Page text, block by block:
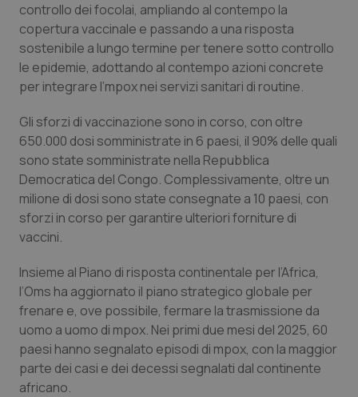
Calabria
Campania
Friuli Venezia Giulia
Lazio
Liguria
Lombardia
Marche
Molise
Asma & BPCO
Car-T
Dermatite Atopica
Diabete & glucometri
Disturbi dell’umore
Dolore
Donna & Salute
Epatiti
controllo dei focolai, ampliando al contempo la
copertura vaccinale e passando a una risposta
sostenibile a lungo termine per tenere sotto controllo
le epidemie, adottando al contempo azioni concrete
per integrare l’mpox nei servizi sanitari di routine.
Gli sforzi di vaccinazione sono in corso, con oltre
650.000 dosi somministrate in 6 paesi, il 90% delle quali
sono state somministrate nella Repubblica
Democratica del Congo. Complessivamente, oltre un
milione di dosi sono state consegnate a 10 paesi, con
sforzi in corso per garantire ulteriori forniture di
vaccini.
Insieme al Piano di risposta continentale per l’Africa,
l’Oms ha aggiornato il piano strategico globale per
frenare e, ove possibile, fermare la trasmissione da
uomo a uomo di mpox. Nei primi due mesi del 2025, 60
paesi hanno segnalato episodi di mpox, con la maggior
parte dei casi e dei decessi segnalati dal continente
africano.